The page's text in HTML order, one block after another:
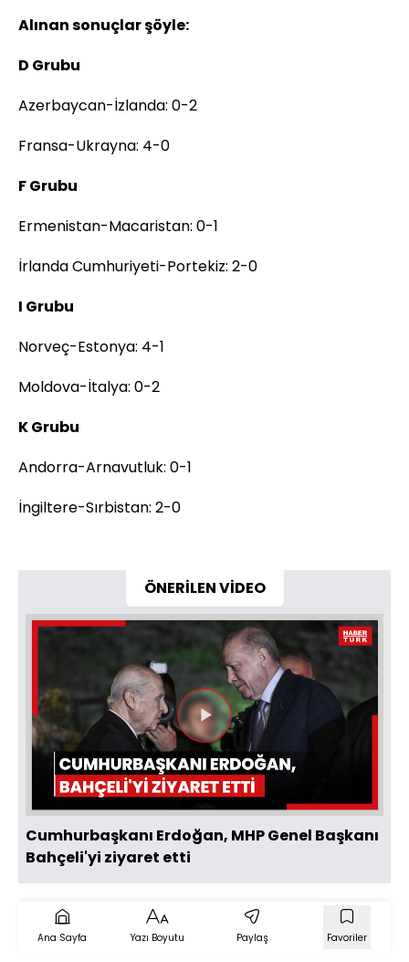
Alınan sonuçlar şöyle:
D Grubu
Azerbaycan-İzlanda: 0-2
Fransa-Ukrayna: 4-0
F Grubu
Ermenistan-Macaristan: 0-1
İrlanda Cumhuriyeti-Portekiz: 2-0
I Grubu
Norveç-Estonya: 4-1
Moldova-İtalya: 0-2
K Grubu
Andorra-Arnavutluk: 0-1
İngiltere-Sırbistan: 2-0
ÖNERİLEN VİDEO
Videoyu
Oynat
Cumhurbaşkanı Erdoğan, MHP Genel Başkanı
Bahçeli'yi ziyaret etti
Ana Sayfa Yazı Boyutu Paylaş Favoriler